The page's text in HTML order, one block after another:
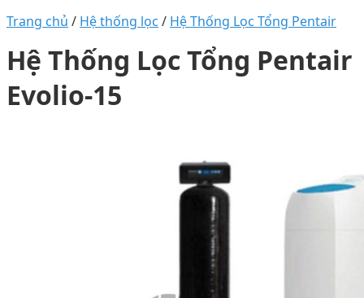
Trang chủ / Hệ thống lọc / Hệ Thống Lọc Tổng Pentair
Hệ Thống Lọc Tổng Pentair
Evolio-15